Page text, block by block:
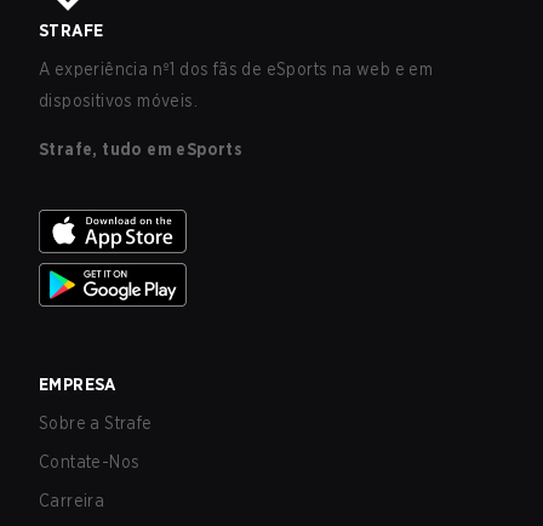
STRAFE
A experiência nº1 dos fãs de eSports na web e em
dispositivos móveis.
Strafe, tudo em eSports
EMPRESA
Sobre a Strafe
Contate-Nos
Carreira